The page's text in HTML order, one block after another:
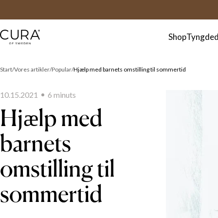
Shop
Start Vores artikler Popular Hjælp med barnets omstilling til sommertid
Hjælp med
barnets
omstilling til
sommertid
10.15.2021 6 minuts